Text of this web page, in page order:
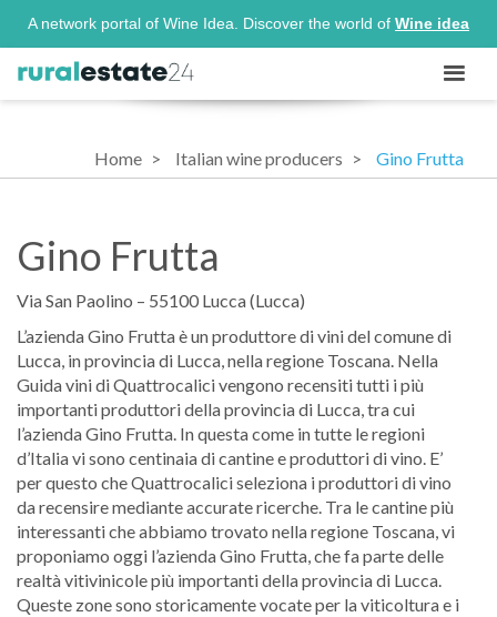
A network portal of Wine Idea. Discover the world of Wine idea
Home Italian wine producers Gino Frutta
Gino Frutta
Via San Paolino – 55100 Lucca (Lucca)
L’azienda Gino Frutta è un produttore di vini del comune di
Lucca, in provincia di Lucca, nella regione Toscana. Nella
Guida vini di Quattrocalici vengono recensiti tutti i più
importanti produttori della provincia di Lucca, tra cui
l’azienda Gino Frutta. In questa come in tutte le regioni
d’Italia vi sono centinaia di cantine e produttori di vino. E’
per questo che Quattrocalici seleziona i produttori di vino
da recensire mediante accurate ricerche. Tra le cantine più
interessanti che abbiamo trovato nella regione Toscana, vi
proponiamo oggi l’azienda Gino Frutta, che fa parte delle
realtà vitivinicole più importanti della provincia di Lucca.
Queste zone sono storicamente vocate per la viticoltura e i